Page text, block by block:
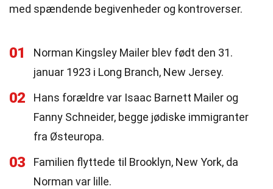
med spændende begivenheder og kontroverser.
01
Norman Kingsley Mailer blev født den 31.
januar 1923 i Long Branch, New Jersey.
02
Hans forældre var Isaac Barnett Mailer og
Fanny Schneider, begge jødiske immigranter
fra Østeuropa.
03
Familien flyttede til Brooklyn, New York, da
Norman var lille.